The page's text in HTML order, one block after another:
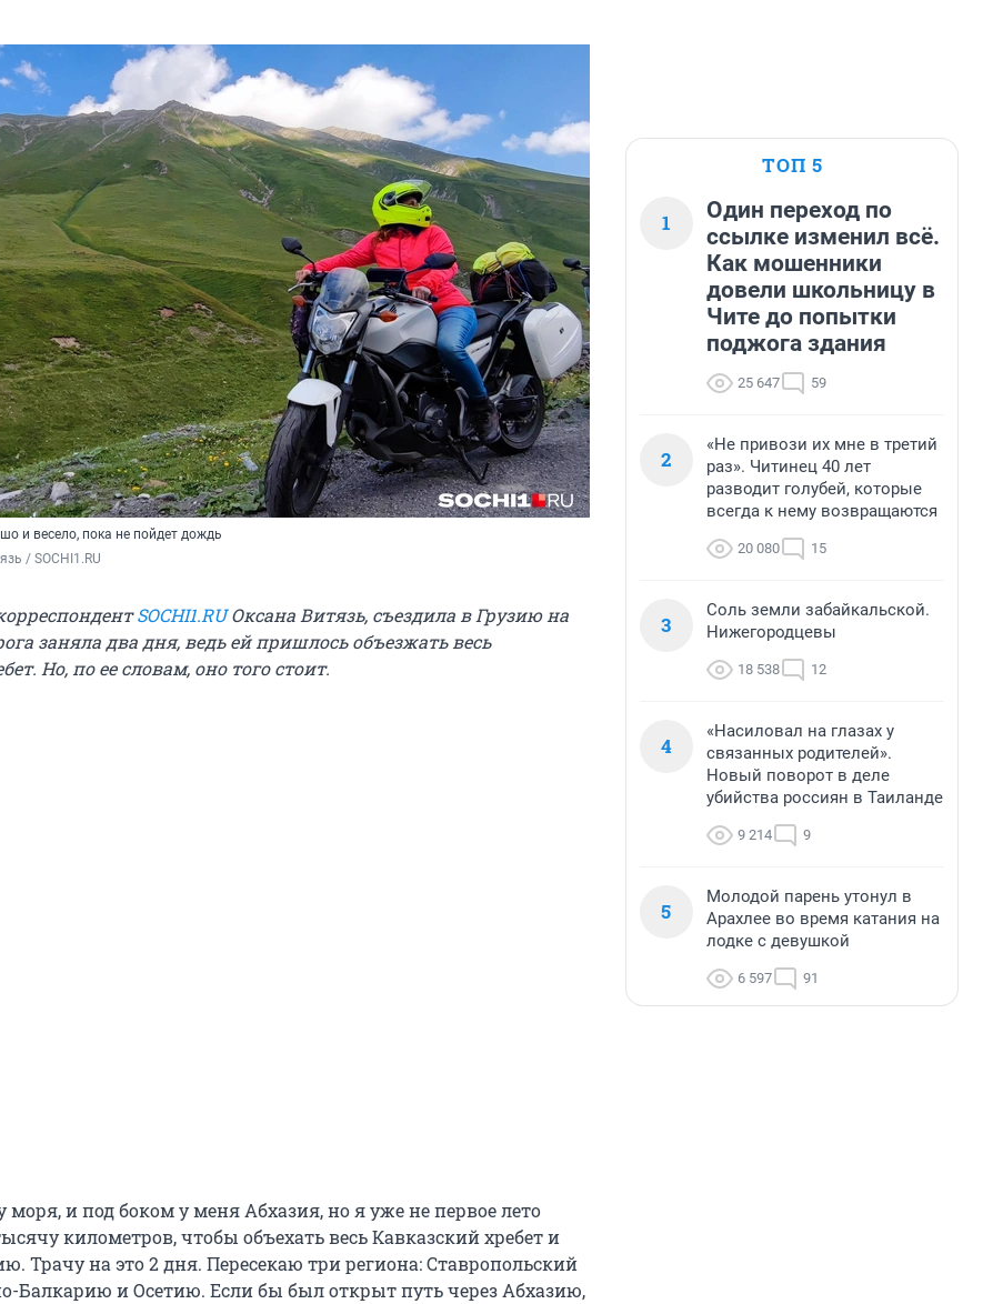
и весело, пока не пойдет дождь
/ SOCHI1.RU
SOCHI1.RUОксана Витязь, съездила в Грузию на
заняла два дня, ведь ей пришлось объезжать весь
Но, по ее словам, оно того стоит.
и под боком у меня Абхазия, но я уже не первое лето
километров, чтобы объехать весь Кавказский хребет и
Трачу на это 2 дня. Пересекаю три региона: Ставропольский
Балкарию и Осетию. Если бы был открыт путь через Абхазию,
ТОП 5
1
Один переход по
ссылке изменил всё.
Как мошенники
довели школьницу в
Чите до попытки
поджога здания
25 647 59
2
«Не привози их мне в третий
раз». Читинец 40 лет
разводит голубей, которые
всегда к нему возвращаются
20 080 15
3
Соль земли забайкальской.
Нижегородцевы
18 538 12
4
«Насиловал на глазах у
связанных родителей».
Новый поворот в деле
убийства россиян в Таиланде
9 214 9
5
Молодой парень утонул в
Арахлее во время катания на
лодке с девушкой
6 597 91